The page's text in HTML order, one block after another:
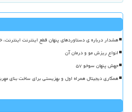
هشدار درباره ی دستاوردهای پنهان قطع اینترنت
انواع ریزش مو و درمان آن
جهش پنهان سوخو ۵۷
همکاری دیجیتال همراه اول و بهزیستی برای ساخت بنای